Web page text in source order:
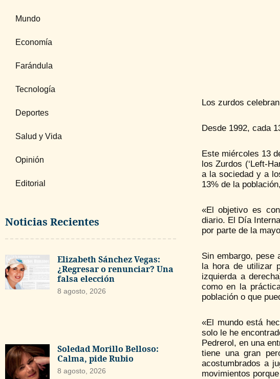
Mundo
Economía
Farándula
Tecnología
Deportes
Salud y Vida
Opinión
Editorial
Noticias Recientes
Elizabeth Sánchez Vegas:
¿Regresar o renunciar? Una
falsa elección
8 agosto, 2026
Soledad Morillo Belloso:
Calma, pide Rubio
8 agosto, 2026
Los zurdos
Desde 1992, cada
Este miércoles 13
los Zurdos (‘Left-
a la sociedad y a
13% de la
«El objetivo es
diario. El Día
por parte de la
Sin embargo, pese
la hora de utilizar
izquierda a
como en la
población o que
«El mundo está
solo le he
Pedrerol, en una
tiene una gran
acostumbrados a
movimientos